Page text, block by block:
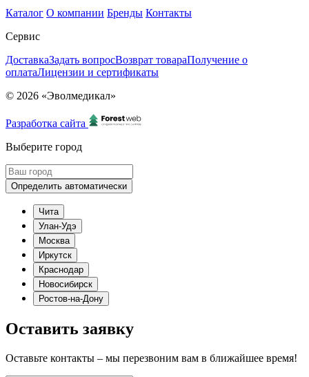
Каталог О компании Бренды Контакты
Сервис
ДоставкаЗадать вопросВозврат товараПолучение о
оплатаЛицензии и сертификаты
© 2026 «Эволмедикал»
Разработка сайта
Выберите город
Определить автоматически
Чита
Улан-Удэ
Москва
Иркутск
Краснодар
Новосибирск
Ростов-на-Дону
Оставить заявку
Оставьте контакты – мы перезвоним вам в ближайшее время!